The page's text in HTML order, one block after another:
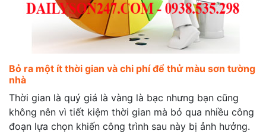
Bỏ ra một ít thời gian và chi phí để thử màu sơn tường
nhà
Thời gian là quý giá là vàng là bạc nhưng bạn cũng
không nên vì tiết kiệm thời gian mà bỏ qua nhiều công
đoạn lựa chọn khiến công trình sau này bị ảnh hưởng.